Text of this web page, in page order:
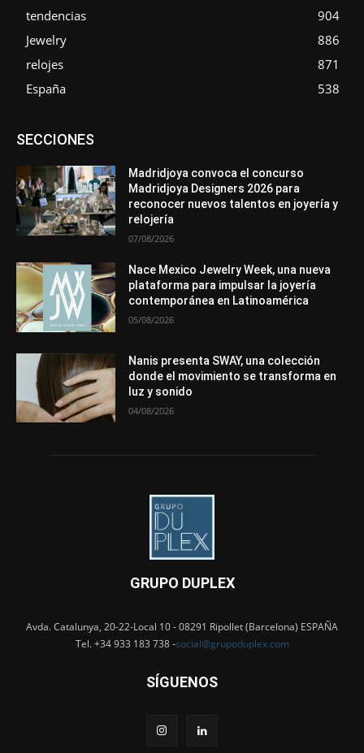
tendencias
904
Jewelry
886
relojes
871
España
538
SECCIONESAsociaciones
Entrevistas
Mundo Técnico
Novedades Opiniones
Perspectiva
Premios
Secciones Sin categoría
Más
Madridjoya convoca el concurso
Madridjoya Designers 2026 para
reconocer nuevos talentos en joyería y
relojería
07/08/2026
Nace Mexico Jewelry Week, una nueva
plataforma para impulsar la joyería
contemporánea en Latinoamérica
05/08/2026
Nanis presenta SWAY, una colección
donde el movimiento se transforma en
luz y sonido
04/08/2026
GRUPO DUPLEX
Avda. Catalunya, 20-22-Local 10 - 08291 Ripollet (Barcelona) ESPAÑA
Tel. +34 933 183 738 -social@grupoduplex.com
SÍGUENOS